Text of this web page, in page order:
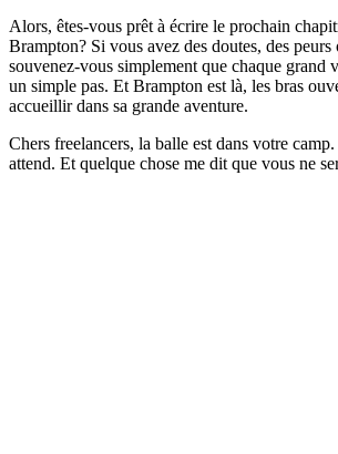
Alors, êtes-vous prêt à écrire le prochain
Brampton? Si vous avez des doutes, des peurs
souvenez-vous simplement que chaque grand
un simple pas. Et Brampton est là, les bras
accueillir dans sa grande aventure.
Chers freelancers, la balle est dans votre
attend. Et quelque chose me dit que vous ne